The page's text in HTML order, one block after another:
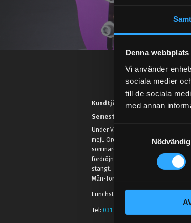
Denna
Vi använder
sociala medier
till de sociala
med annan
S
a
y
Nödvändig
Kundtjänst telefon:
Semestertider.
Under V.27 - V.33 nås vi enbart på
mejl. Ordrar skickas under
sommaren men med viss
fördröjning. 2/7 -9/7 är det helt
stängt.
Mån-Tors: 10:30-15:00
Lunchstängt 12:00-13:00
Tel:031- 51 66 60